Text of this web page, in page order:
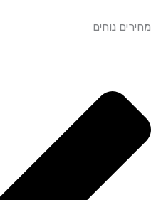
מחירים נוחים